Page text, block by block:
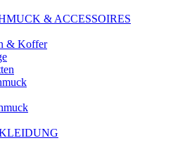
& ACCESSOIRES
& Koffer